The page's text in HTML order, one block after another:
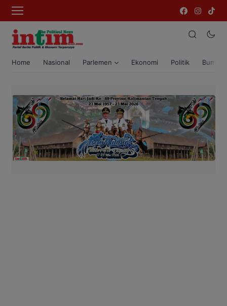
Home Nasional Parlemen Ekonomi Politik Bumi